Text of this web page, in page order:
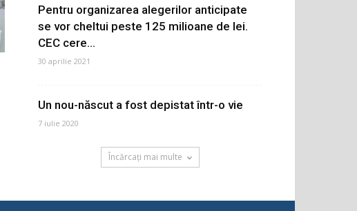
Pentru organizarea alegerilor anticipate
se vor cheltui peste 125 milioane de lei.
CEC cere...
30 aprilie 2021
Un nou-născut a fost depistat într-o vie
7 iulie 2020
Încărcați mai multe